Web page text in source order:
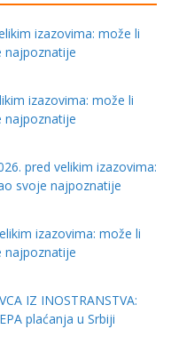
izazovima: može li
najpoznatije
izazovima: može li
najpoznatije
pred velikim izazovima:
svoje najpoznatije
izazovima: može li
najpoznatije
IZ INOSTRANSTVA:
plaćanja u Srbiji